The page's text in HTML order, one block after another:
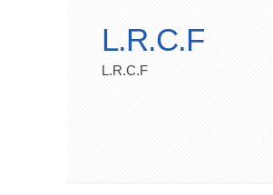
L.R.C.F
L.R.C.F